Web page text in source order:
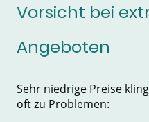
Vorsicht bei
Angeboten
Sehr niedrige Preise
oft zu Problemen: